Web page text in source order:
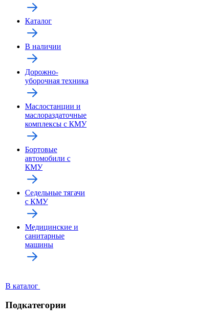
Каталог
В наличии
Дорожно-
уборочная техника
Маслостанции и
маслораздаточные
комплексы с КМУ
Бортовые
автомобили с
КМУ
Седельные тягачи
с КМУ
Медицинские и
санитарные
машины
В каталог
Подкатегории